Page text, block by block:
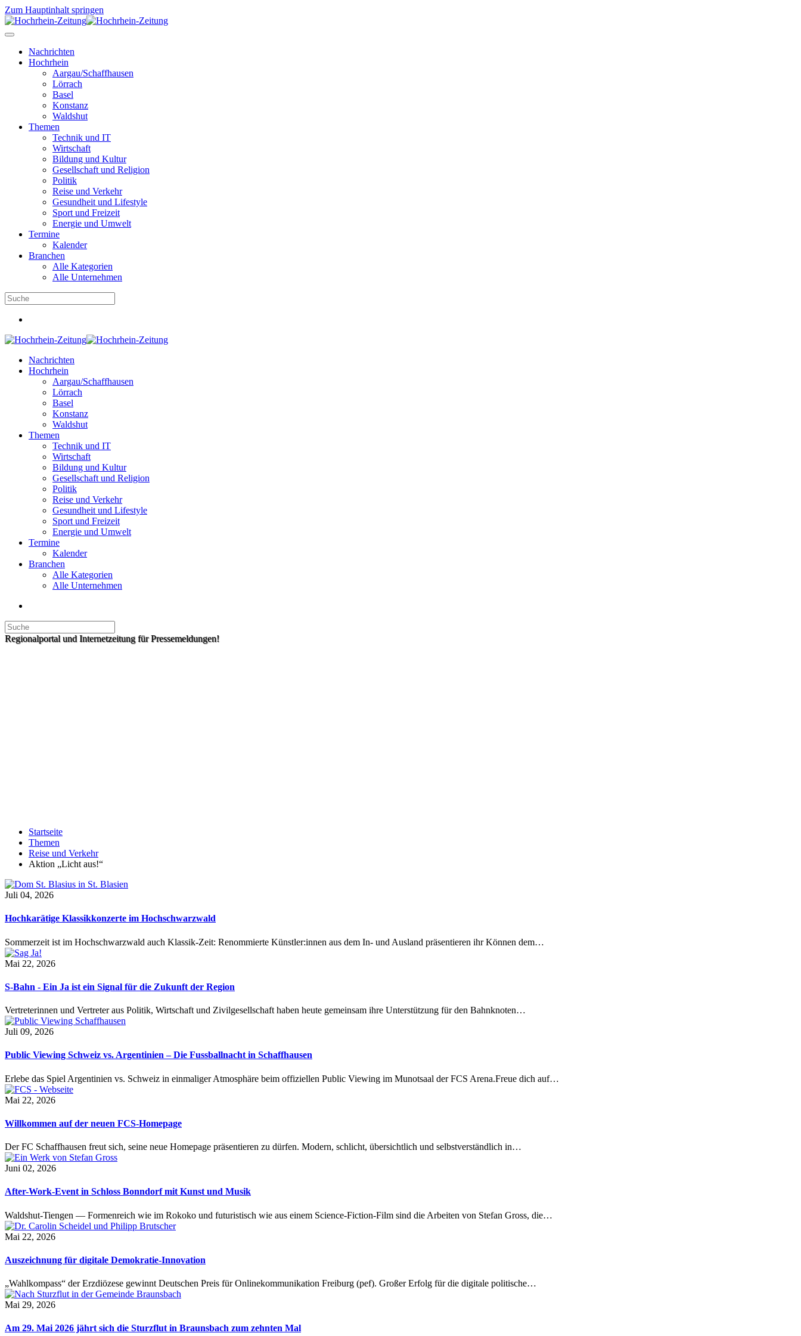
Zum Hauptinhalt springen
Nachrichten
Hochrhein
Aargau/Schaffhausen
Lörrach
Basel
Konstanz
Waldshut
Themen
Technik und IT
Wirtschaft
Bildung und Kultur
Gesellschaft und Religion
Politik
Reise und Verkehr
Gesundheit und Lifestyle
Sport und Freizeit
Energie und Umwelt
Termine
Kalender
Branchen
Alle Kategorien
Alle Unternehmen
Nachrichten
Hochrhein
Aargau/Schaffhausen
Lörrach
Basel
Konstanz
Waldshut
Themen
Technik und IT
Wirtschaft
Bildung und Kultur
Gesellschaft und Religion
Politik
Reise und Verkehr
Gesundheit und Lifestyle
Sport und Freizeit
Energie und Umwelt
Termine
Kalender
Branchen
Alle Kategorien
Alle Unternehmen
Regionalportal und Internetzeitung für Pressemeldungen!
Startseite
Themen
Reise und Verkehr
Aktion „Licht aus!“
Juli 04, 2026
Hochkarätige Klassikkonzerte im Hochschwarzwald
Sommerzeit ist im Hochschwarzwald auch Klassik-Zeit: Renommierte Künstler:innen aus dem In- und Ausland präsentieren ihr Können dem…
Mai 22, 2026
S-Bahn - Ein Ja ist ein Signal für die Zukunft der Region
Vertreterinnen und Vertreter aus Politik, Wirtschaft und Zivilgesellschaft haben heute gemeinsam ihre Unterstützung für den Bahnknoten…
Juli 09, 2026
Public Viewing Schweiz vs. Argentinien – Die Fussballnacht in Schaffhausen
Erlebe das Spiel Argentinien vs. Schweiz in einmaliger Atmosphäre beim offiziellen Public Viewing im Munotsaal der FCS Arena.Freue dich auf…
Mai 22, 2026
Willkommen auf der neuen FCS-Homepage
Der FC Schaffhausen freut sich, seine neue Homepage präsentieren zu dürfen. Modern, schlicht, übersichtlich und selbstverständlich in…
Juni 02, 2026
After-Work-Event in Schloss Bonndorf mit Kunst und Musik
Waldshut-Tiengen — Formenreich wie im Rokoko und futuristisch wie aus einem Science-Fiction-Film sind die Arbeiten von Stefan Gross, die…
Mai 22, 2026
Auszeichnung für digitale Demokratie-Innovation
„Wahlkompass“ der Erzdiözese gewinnt Deutschen Preis für Onlinekommunikation Freiburg (pef). Großer Erfolg für die digitale politische…
Mai 29, 2026
Am 29. Mai 2026 jährt sich die Sturzflut in Braunsbach zum zehnten Mal